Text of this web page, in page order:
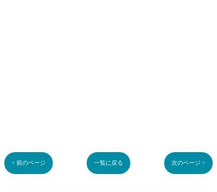
< 前のページ 一覧に戻る 次のページ >